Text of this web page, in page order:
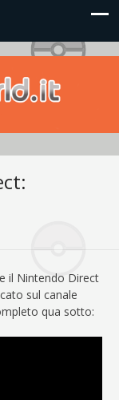
e Nintendo
il Nintendo Direct
sul canale
qua sotto: